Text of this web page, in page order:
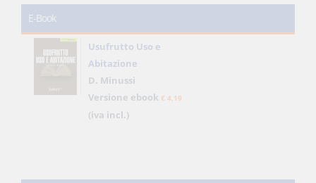
E-Book
Usufrutto Uso e
Abitazione
D. Minussi
Versione ebook € 4,19
(iva incl.)